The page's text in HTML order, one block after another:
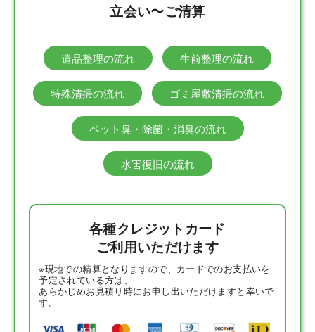
立会い〜ご清算
遺品整理の流れ 生前整理の流れ
特殊清掃の流れ ゴミ屋敷清掃の流れ
ペット臭・除菌・消臭の流れ
水害復旧の流れ
各種クレジットカード
ご利用いただけます
※現地での精算となりますので、カードでのお支払いを
予定されている方は、
あらかじめお見積り時にお申し出いただけますと幸いで
す。